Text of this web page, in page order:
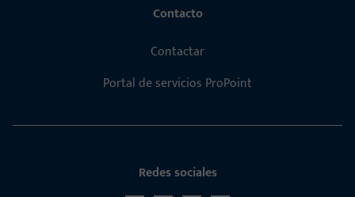
Contacto
Contactar
Portal de servicios ProPoint
Redes sociales